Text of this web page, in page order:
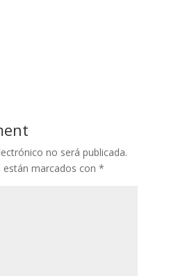
no será publicada.
marcados con *